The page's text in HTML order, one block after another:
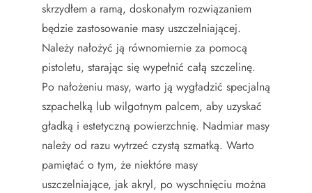
skrzydłem a ramą, doskonałym rozwiązaniem
będzie zastosowanie masy uszczelniającej.
Należy nałożyć ją równomiernie za pomocą
pistoletu, starając się wypełnić całą szczelinę.
Po nałożeniu masy, warto ją wygładzić specjalną
szpachelką lub wilgotnym palcem, aby uzyskać
gładką i estetyczną powierzchnię. Nadmiar masy
należy od razu wytrzeć czystą szmatką. Warto
pamiętać o tym, że niektóre masy
uszczelniające, jak akryl, po wyschnięciu można